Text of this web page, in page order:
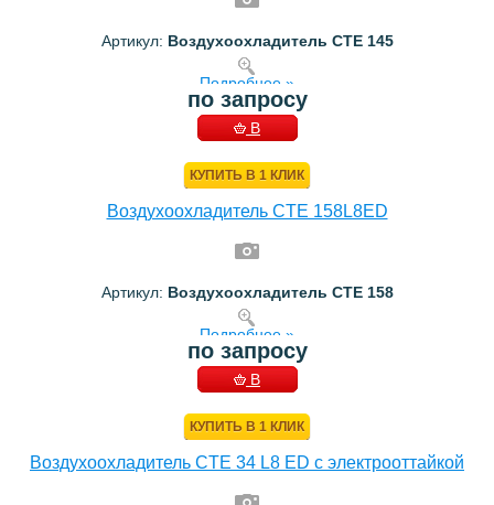
Артикул: Воздухоохладитель CTE 145
Подробнее »
по запросу
В
КУПИТЬ В 1 КЛИК
Воздухоохладитель CTE 158L8ED
Артикул: Воздухоохладитель CTE 158
Подробнее »
по запросу
В
КУПИТЬ В 1 КЛИК
Воздухоохладитель CTE 34 L8 ED с электрооттайкой